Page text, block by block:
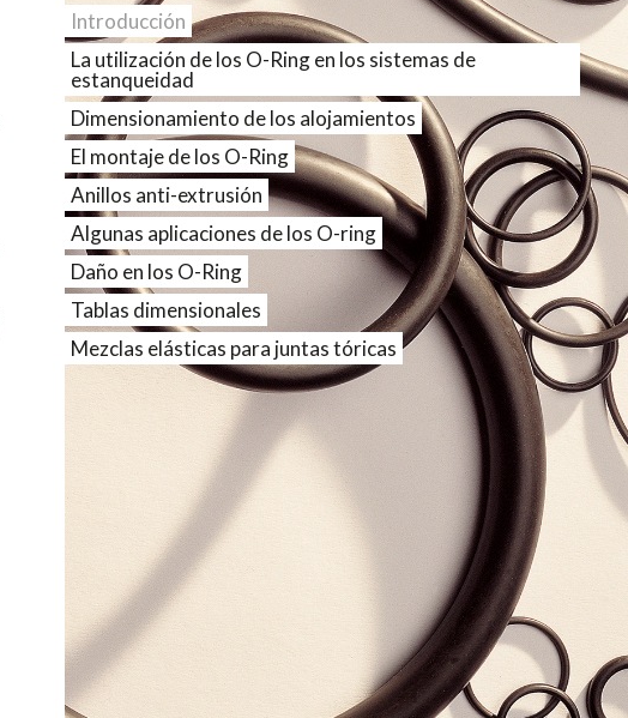
Introducción
La utilización de los O-Ring en los sistemas de
estanqueidad
Dimensionamiento de los alojamientos
El montaje de los O-Ring
Anillos anti-extrusión
Algunas aplicaciones de los O-ring
Daño en los O-Ring
Tablas dimensionales
Mezclas elásticas para juntas tóricas